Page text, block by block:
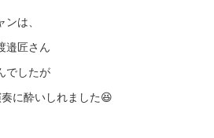
は、
匠さん
でしたが
に酔いしれました😆